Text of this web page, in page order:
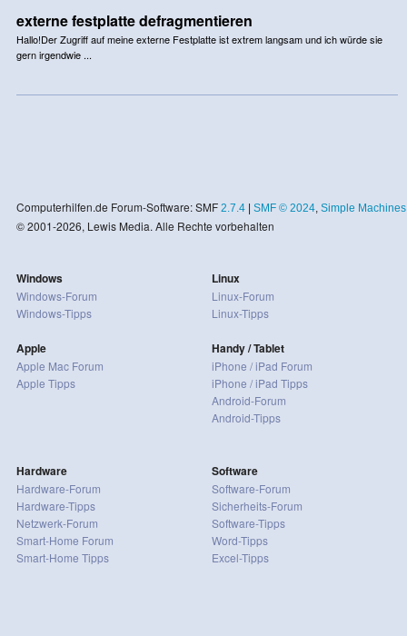
externe festplatte defragmentieren
Hallo!Der Zugriff auf meine externe Festplatte ist extrem langsam und ich würde sie
gern irgendwie ...
Computerhilfen.de Forum-Software: SMF 2.7.4| SMF © 2024, Simple Machines
© 2001-2026, Lewis Media. Alle Rechte vorbehalten
Windows
Windows-Forum
Windows-Tipps
Apple
Apple Mac Forum
Apple Tipps
Linux
Linux-Forum
Linux-Tipps
Handy / Tablet
iPhone / iPad Forum
iPhone / iPad Tipps
Android-Forum
Android-Tipps
Hardware
Hardware-Forum
Hardware-Tipps
Netzwerk-Forum
Smart-Home Forum
Smart-Home Tipps
Software
Software-Forum
Sicherheits-Forum
Software-Tipps
Word-Tipps
Excel-Tipps